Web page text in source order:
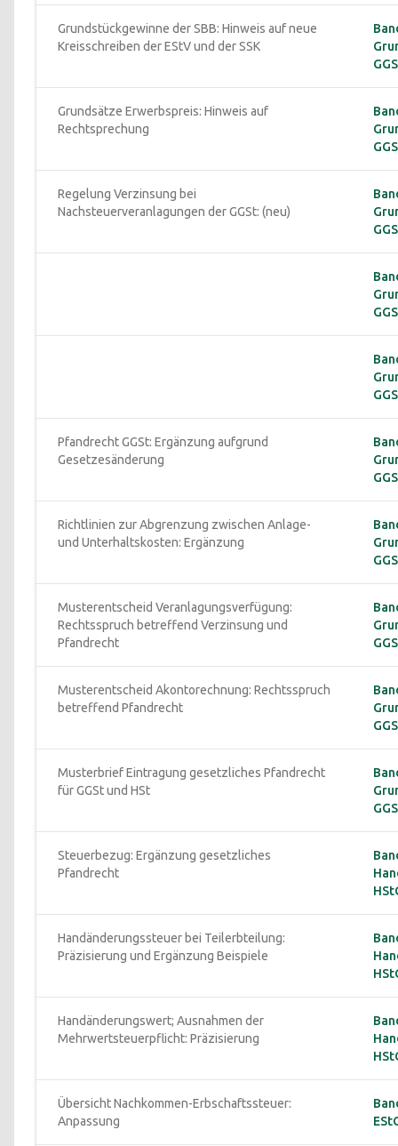
Grundstückgewinne der SBB: Hinweis auf neue
Kreisschreiben der EStV und der SSK
Grundsätze Erwerbspreis: Hinweis auf
Rechtsprechung
Regelung Verzinsung bei
Nachsteuerveranlagungen der GGSt: (neu)
Pfandrecht GGSt: Ergänzung aufgrund
Gesetzesänderung
Richtlinien zur Abgrenzung zwischen Anlage-
und Unterhaltskosten: Ergänzung
Musterentscheid Veranlagungsverfügung:
Rechtsspruch betreffend Verzinsung und
Pfandrecht
Musterentscheid Akontorechnung: Rechtsspruch
betreffend Pfandrecht
Musterbrief Eintragung gesetzliches Pfandrecht
für GGSt und HSt
Steuerbezug: Ergänzung gesetzliches
Pfandrecht
Handänderungssteuer bei Teilerbteilung:
Präzisierung und Ergänzung Beispiele
Handänderungswert; Ausnahmen der
Mehrwertsteuerpflicht: Präzisierung
Übersicht Nachkommen-Erbschaftssteuer:
Anpassung